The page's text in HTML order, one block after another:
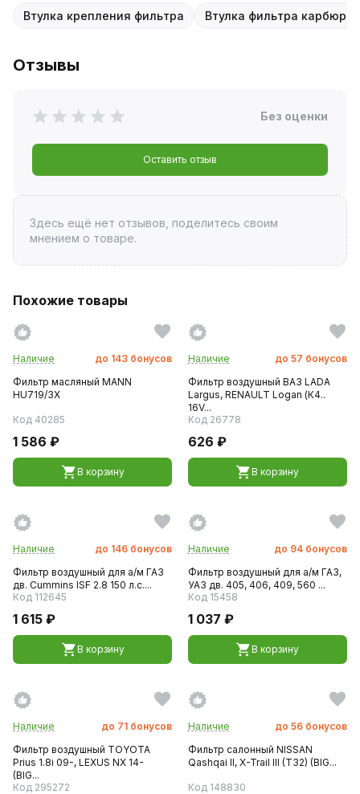
Втулка крепления фильтра Втулка фильтра
Отзывы
Без оценки
Оставить отзыв
Здесь ещё нет отзывов, поделитесь своим
мнением о товаре.
Похожие товары
Наличие до 143 бонусов
Фильтр масляный MANN
HU719/3X
Код 40285
1 586 ₽
В корзину
Наличие до 57 бонусов
Фильтр воздушный ВАЗ LADA
Largus, RENAULT Logan (К4..
16V...
Код 26778
626 ₽
В корзину
Наличие до 146 бонусов
Фильтр воздушный для а/м ГАЗ
дв. Cummins ISF 2.8 150 л.с....
Код 112645
1 615 ₽
В корзину
Наличие до 94 бонусов
Фильтр воздушный для а/м ГАЗ,
УАЗ дв. 405, 406, 409, 560 ...
Код 15458
1 037 ₽
В корзину
Наличие до 71 бонусов
Фильтр воздушный TOYOTA
Prius 1.8i 09-, LEXUS NX 14-
(BIG...
Код 295272
Наличие до 56 бонусов
Фильтр салонный NISSAN
Qashqai II, X-Trail III (T32) (BIG...
Код 148830